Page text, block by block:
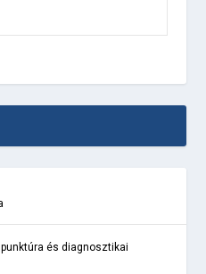
és diagnosztikai